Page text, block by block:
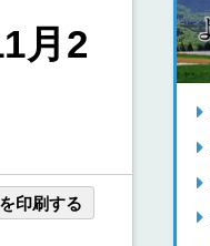
月2
印刷する